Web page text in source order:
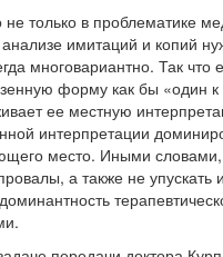
только в проблематике
имитаций и копий
многовариантно. Так что
форму как бы «один
ее местную
интерпретации
место. Иными
а также не упускать